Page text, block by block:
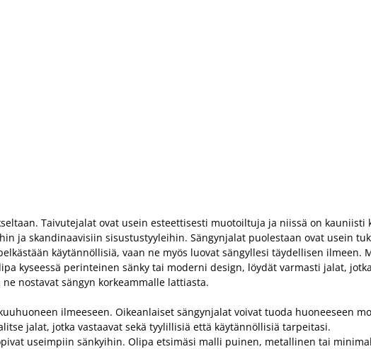
Taivutejalat ovat usein esteettisesti muotoiltuja ja niissä on
ja skandinaavisiin sisustustyyleihin. Sängynjalat puolestaan ovat usein
käytännöllisiä, vaan ne myös luovat sängyllesi täydellisen ilmeen.
kyseessä perinteinen sänky tai moderni design, löydät varmasti jalat,
nostavat sängyn korkeammalle lattiasta.
ilmeeseen. Oikeanlaiset sängynjalat voivat tuoda huoneeseen
jalat, jotka vastaavat sekä tyylillisiä että käytännöllisiä tarpeitasi.
useimpiin sänkyihin. Olipa etsimäsi malli puinen, metallinen tai